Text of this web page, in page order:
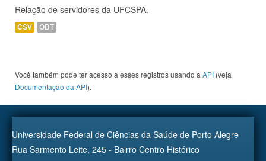
Relação de servidores da UFCSPA.
CSV ODT
Você também pode ter acesso a esses registros usando a API (veja
Documentação da API).
Universidade Federal de Ciências da Saúde de Porto Alegre
Rua Sarmento Leite, 245 - Bairro Centro Histórico